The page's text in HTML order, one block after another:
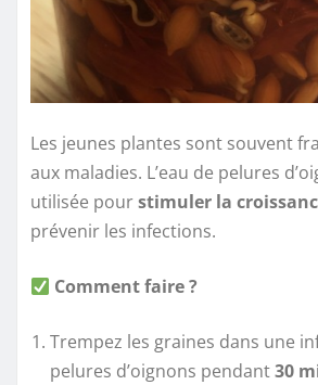
Les jeunes plantes sont souvent
aux maladies. L’eau de pelures
utilisée pourstimuler la
prévenir les infections.
Comment faire ?
Trempez les graines dans une
pelures d’oignons pendant30